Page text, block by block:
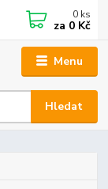
Menu
Hledat
0 ks
za 0 Kč